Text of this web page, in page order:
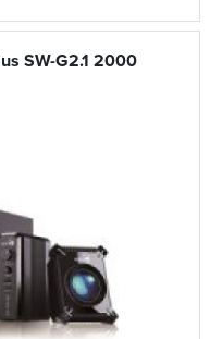
SW-G2.1 2000